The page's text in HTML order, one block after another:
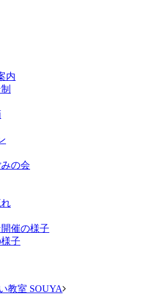
内
の会
催の様子
子
教室 SOUYA